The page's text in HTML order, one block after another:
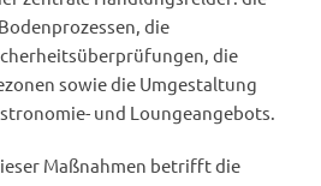
die
die
sowie die Umgestaltung
und Loungeangebots.
Maßnahmen betrifft die